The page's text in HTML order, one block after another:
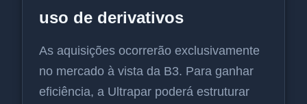
uso de derivativos
As aquisições ocorrerão exclusivamente
no mercado à vista da B3. Para ganhar
eficiência, a Ultrapar poderá estruturar